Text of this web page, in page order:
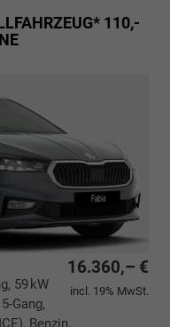
110,-
16.360,– €
incl. 19% MwSt.
59 kW
Gang,
Benzin,